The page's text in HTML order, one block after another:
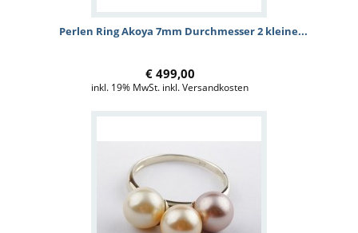
Perlen Ring Akoya 7mm Durchmesser 2 kleine...
€ 499,00
inkl. 19% MwSt. inkl. Versandkosten